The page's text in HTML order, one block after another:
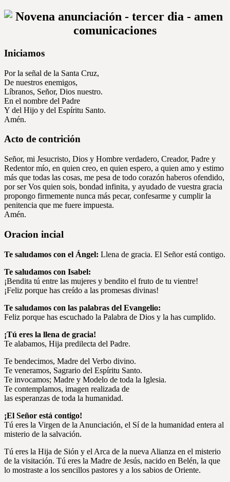
Iniciamos
Por la señal de la Santa Cruz,
De nuestros enemigos,
Líbranos, Señor, Dios nuestro.
En el nombre del Padre
Y del Hijo y del Espíritu Santo.
Amén.
Acto de contrición
Señor, mi Jesucristo, Dios y Hombre verdadero, Creador, Padre y
Redentor mío, en quien creo, en quien espero, a quien amo y estimo
más que todas las cosas, me pesa de todo corazón haberos ofendido,
por ser Vos quien sois, bondad infinita, y ayudado de vuestra gracia
propongo firmemente nunca más pecar, confesarme y cumplir la
penitencia que me fuere impuesta.
Amén.
Oracion incial
Te saludamos con el Ángel: Llena de gracia. El Señor está contigo.
Te saludamos con Isabel:
¡Bendita tú entre las mujeres y bendito el fruto de tu vientre!
¡Feliz porque has creído a las promesas divinas!
Te saludamos con las palabras del Evangelio:
Feliz porque has escuchado la Palabra de Dios y la has cumplido.
¡Tú eres la llena de gracia!
Te alabamos, Hija predilecta del Padre.
Te bendecimos, Madre del Verbo divino.
Te veneramos, Sagrario del Espíritu Santo.
Te invocamos; Madre y Modelo de toda la Iglesia.
Te contemplamos, imagen realizada de
las esperanzas de toda la humanidad.
¡El Señor está contigo!
Tú eres la Virgen de la Anunciación, el Sí de la humanidad entera al
misterio de la salvación.
Tú eres la Hija de Sión y el Arca de la nueva Alianza en el misterio
de la visitación. Tú eres la Madre de Jesús, nacido en Belén, la que
lo mostraste a los sencillos pastores y a los sabios de Oriente.